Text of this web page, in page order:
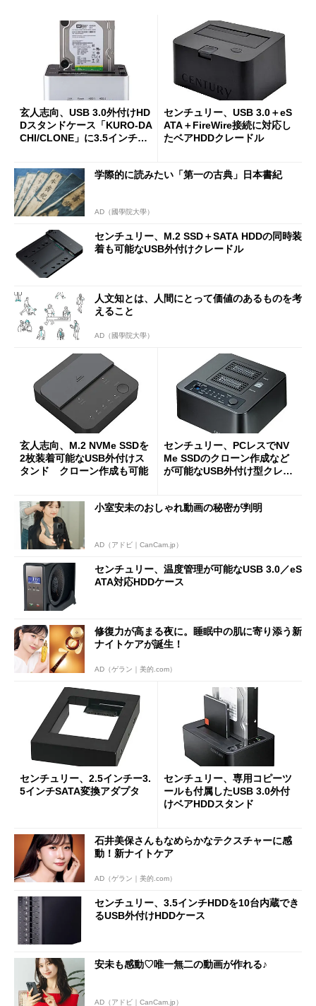
玄人志向、USB 3.0外付けHD
Dスタンドケース「KURO-DA
CHI/CLONE」に3.5インチHD
センチュリー、USB 3.0＋eS
ATA＋FireWire接続に対応し
たベアHDDクレードル
学際的に読みたい「第一の古典」日本書紀
AD（國學院大學）
センチュリー、M.2 SSD＋SATA HDDの同時装
着も可能なUSB外付けクレードル
人文知とは、人間にとって価値のあるものを考
えること
AD（國學院大學）
玄人志向、M.2 NVMe SSDを
2枚装着可能なUSB外付けス
タンド クローン作成も可能
センチュリー、PCレスでNV
Me SSDのクローン作成など
が可能なUSB外付け型クレー
小室安未のおしゃれ動画の秘密が判明
AD（アドビ｜CanCam.jp）
センチュリー、温度管理が可能なUSB 3.0／eS
ATA対応HDDケース
修復力が高まる夜に。睡眠中の肌に寄り添う新
ナイトケアが誕生！
AD（ゲラン｜美的.com）
センチュリー、2.5インチー3.
5インチSATA変換アダプタ
センチュリー、専用コピーツ
ールも付属したUSB 3.0外付
けベアHDDスタンド
石井美保さんもなめらかなテクスチャーに感
動！新ナイトケア
AD（ゲラン｜美的.com）
センチュリー、3.5インチHDDを10台内蔵でき
るUSB外付けHDDケース
安未も感動♡唯一無二の動画が作れる♪
AD（アドビ｜CanCam.jp）